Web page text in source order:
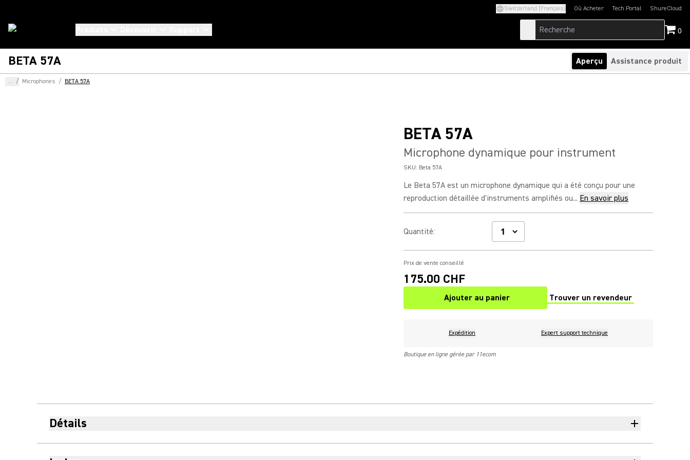
Switzerland (Français) Où Acheter Tech Portal
(Opens in a new tab)ShureCloud
(Opens in a new
0
BETA 57A Aperçu Assistance produit
... / Microphones / BETA 57A
BETA 57A
Microphone dynamique pour instrument
SKU: Beta 57A
Le Beta 57A est un microphone dynamique qui a été conçu pour une
reproduction détaillée d'instruments amplifiés ou... En savoir plus
Quantité:
Prix de vente conseillé
175.00 CHF
Ajouter au panier Trouver un revendeur
(Opens in a new tab)
Expédition Expert support technique
Boutique en ligne gérée par 11ecom
Détails